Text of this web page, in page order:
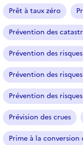
Prêt à taux zéro
Prévention des
Prévention des risques
Prévention des
Prévention des
Prévision des crues
Prime à la conversion